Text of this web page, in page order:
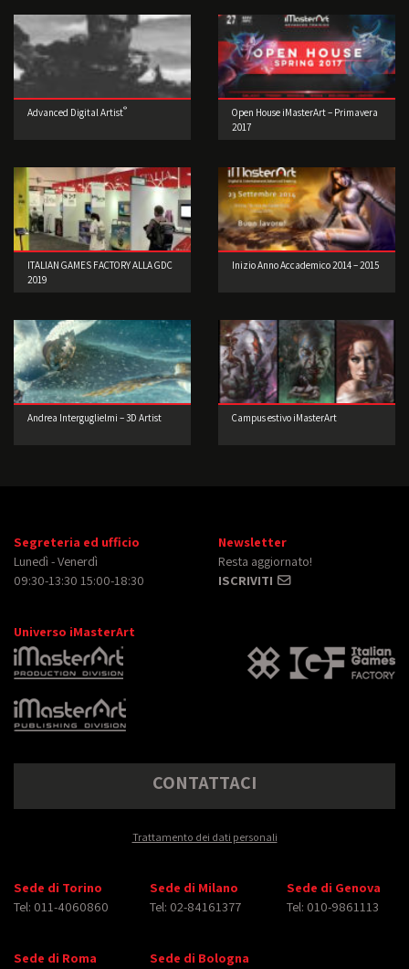
Advanced Digital Artist®
Open House iMasterArt – Primavera
2017
ITALIAN GAMES FACTORY ALLA GDC
2019
Inizio Anno Accademico 2014 – 2015
Andrea Interguglielmi – 3D Artist Campus estivo iMasterArt
Segreteria ed ufficio
Lunedì - Venerdì
09:30-13:30 15:00-18:30
Newsletter
Resta aggiornato!
ISCRIVITI
Universo iMasterArt
CONTATTACI
Trattamento dei dati personali
Sede di Torino
Tel: 011-4060860
Sede di Milano
Tel: 02-84161377
Sede di Genova
Tel: 010-9861113
Sede di Roma
Sede di Bologna